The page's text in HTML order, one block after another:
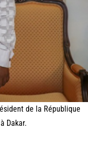
de la République
Dakar.